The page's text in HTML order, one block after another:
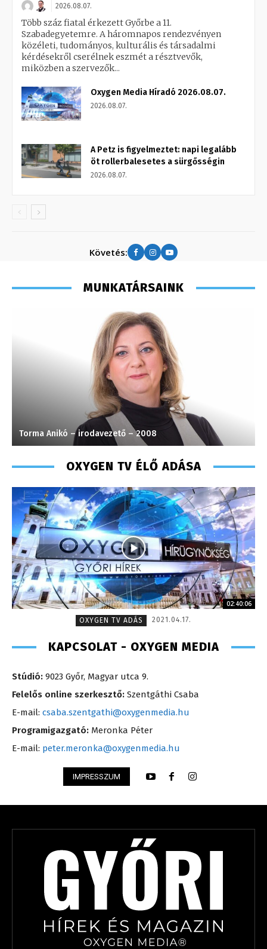
2026.08.07.
Több száz fiatal érkezett Győrbe a 11.
Szabadegyetemre. A háromnapos rendezvényen
közéleti, tudományos, kulturális és társadalmi
kérdésekről cserélnek eszmét a résztvevők,
miközben a szervezők...
Oxygen Media Híradó 2026.08.07.
2026.08.07.
A Petz is figyelmeztet: napi legalább
öt rollerbalesetes a sürgősségin
2026.08.07.
Követés:
MUNKATÁRSAINK
Tóth Bálint – operatőr-vágó – 2009
OXYGEN TV ÉLŐ ADÁSA
02:40:06
OXYGEN TV ADÁS
2021.04.17.
KAPCSOLAT - OXYGEN MEDIA
Stúdió: 9023 Győr, Magyar utca 9.
Felelős online szerkesztő: Szentgáthi Csaba
E-mail: csaba.szentgathi@oxygenmedia.hu
Programigazgató: Meronka Péter
E-mail: peter.meronka@oxygenmedia.hu
IMPRESSZUM